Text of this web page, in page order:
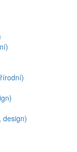
design)